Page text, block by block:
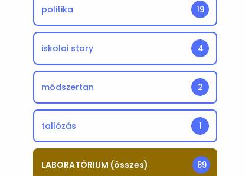
politika 19
iskolai story 4
módszertan 2
tallózás 1
LABORATÓRIUM (összes) 89